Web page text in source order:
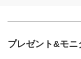
プレゼント&モニ